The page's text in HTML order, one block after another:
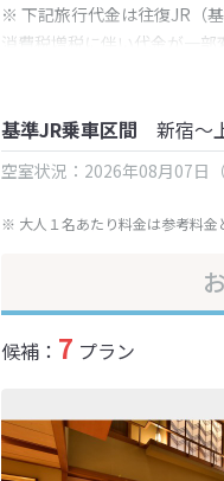
※ 下記旅行代金は往復JR（
消費税増税に伴い代金が一部
※ 表示されている旅行代金
基準JR乗車区間 新宿～
空室状況：2026年08月07日
※ 大人１名あたり料金は参考料金
候補： 7 プラン